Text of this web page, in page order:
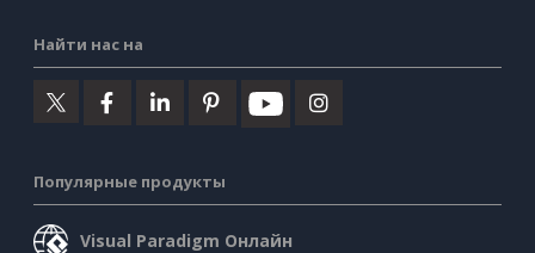
Найти нас на
Популярные продукты
Visual Paradigm Онлайн